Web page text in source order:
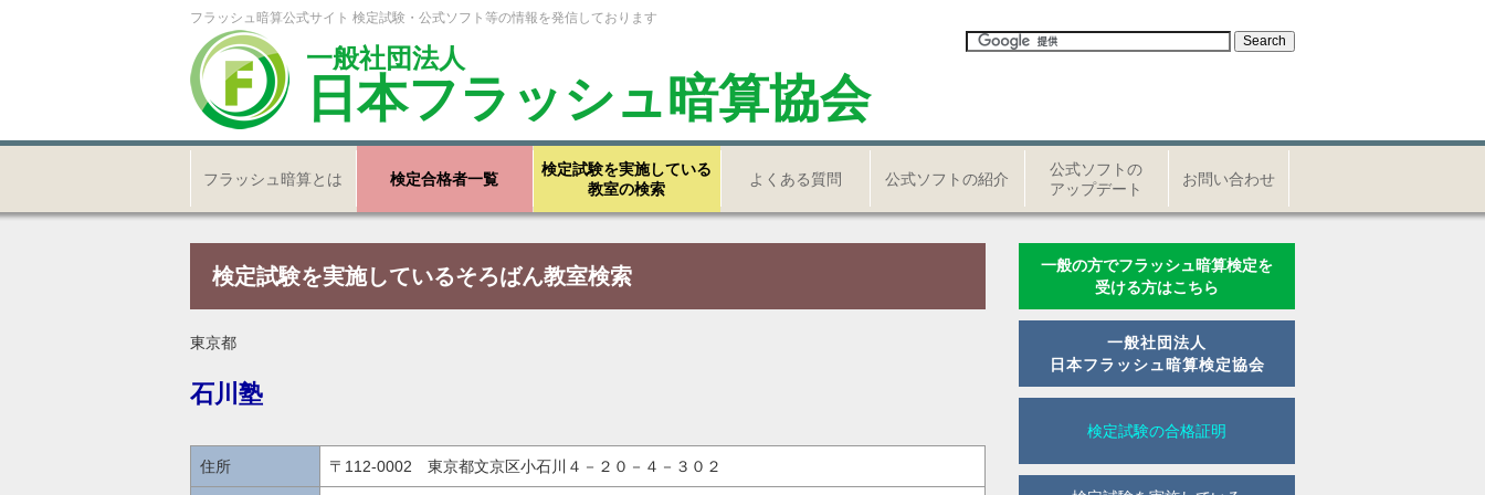
フラッシュ暗算公式サイト 検定試験・公式ソフト等の情報を発信しております
一般社団法人
日本フラッシュ暗算協会
フラッシュ暗算とは 検定合格者一覧
検定試験を実施している
教室の検索
よくある質問 公式ソフトの紹介
公式ソフトの
アップデート
お問い合わせ
検定試験を実施しているそろばん教室検索
東京都
石川塾
住所 〒112-0002 東京都文京区小石川４－２０－４－３０２
一般の方でフラッシュ暗算検定を
受ける方はこちら
一般社団法人
日本フラッシュ暗算検定協会
検定試験の合格証明